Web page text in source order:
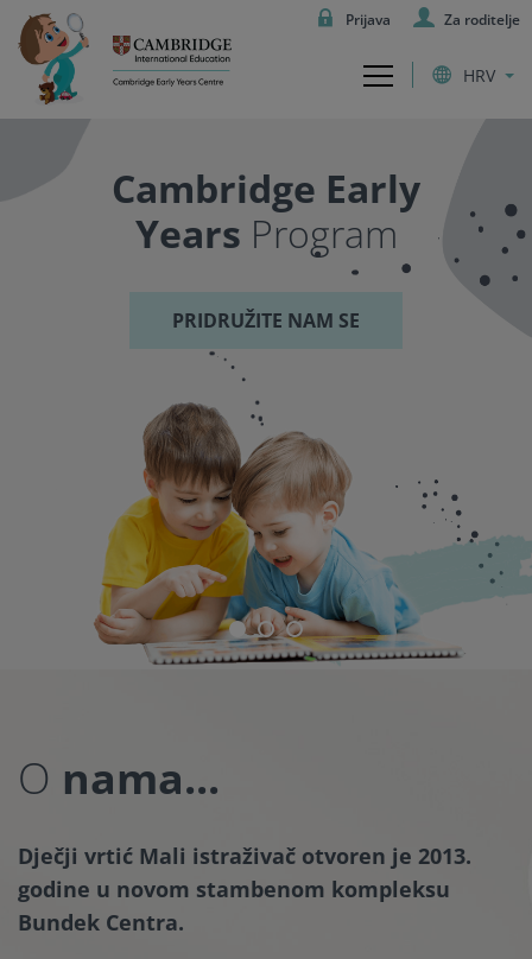
HRV
Prijava Za roditelje
Cambridge Early
Years Program
PRIDRUŽITE NAM SE
O nama...
Dječji vrtić Mali istraživač otvoren je 2013.
godine u novom stambenom kompleksu
Bundek Centra.